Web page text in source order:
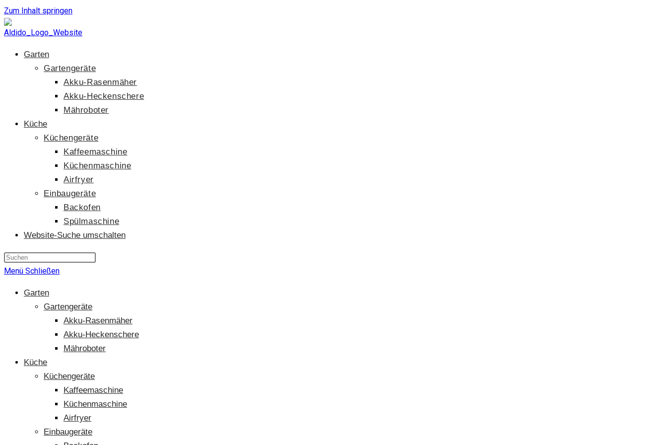
Zum Inhalt springen
Garten
Gartengeräte
Akku-Rasenmäher
Akku-Heckenschere
Mähroboter
Küche
Küchengeräte
Kaffeemaschine
Küchenmaschine
Airfryer
Einbaugeräte
Backofen
Spülmaschine
Website-Suche umschalten
Menü Schließen
Garten
Gartengeräte
Akku-Rasenmäher
Akku-Heckenschere
Mähroboter
Küche
Küchengeräte
Kaffeemaschine
Küchenmaschine
Airfryer
Einbaugeräte